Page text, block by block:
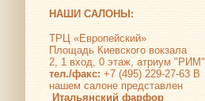
НАШИ САЛОНЫ:
ТРЦ «Европейский»
Площадь Киевского вокзала
2, 1 вход, 0 этаж, атриум "РИМ"
тел./факс: +7 (495) 229-27-63 В
нашем салоне представлен
Итальянский фарфор